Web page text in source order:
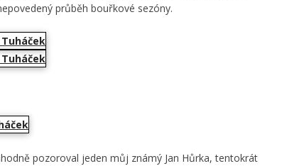
průběh bouřkové sezóny.
pozoroval jeden můj známý Jan Hůrka, tentokrát